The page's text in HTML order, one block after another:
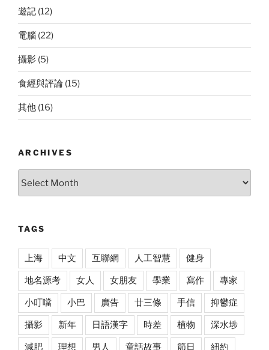
遊記 (12)
電腦 (22)
攝影 (5)
食經與評論 (15)
其他 (16)
ARCHIVES
TAGS
上海 中文 互聯網 人工智慧 健身
地名源考 女人 女朋友 學業 寫作 專家
小叮噹 小巴 廣告 廿三條 手信 抑鬱症
攝影 新年 日語漢字 時差 植物 深水埗
減肥 理想 男人 童話故事 節日 紐約